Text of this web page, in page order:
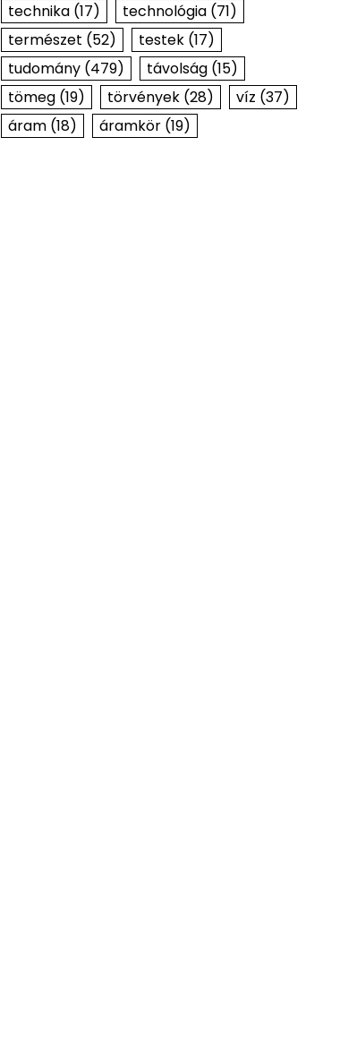
technika(17) technológia(71)
természet (52) testek(17)
tudomány(479) távolság(15)
tömeg(19) törvények(28) víz (37)
áram(18) áramkör(19)